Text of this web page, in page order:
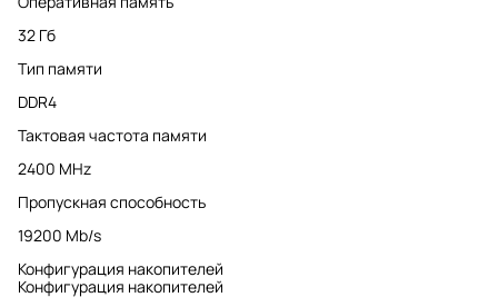
32 Гб
Тип памяти
DDR4
Тактовая частота памяти
2400 MHz
Пропускная способность
19200 Mb/s
Конфигурация накопителей
Конфигурация накопителей